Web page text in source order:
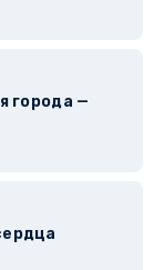
города —